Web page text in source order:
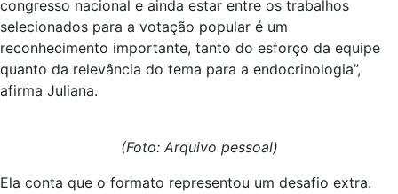
congresso nacional e ainda estar entre os trabalhos
selecionados para a votação popular é um
reconhecimento importante, tanto do esforço da equipe
quanto da relevância do tema para a endocrinologia”,
afirma Juliana.
(Foto: Arquivo pessoal)
Ela conta que o formato representou um desafio extra.